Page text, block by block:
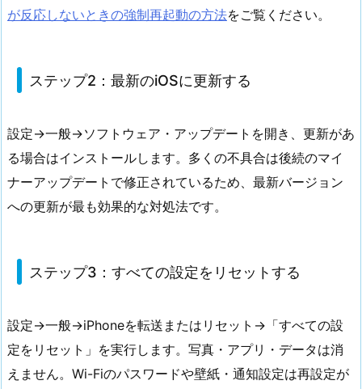
が反応しないときの強制再起動の方法をご覧ください。
ステップ2：最新のiOSに更新する
設定→一般→ソフトウェア・アップデートを開き、更新があ
る場合はインストールします。多くの不具合は後続のマイ
ナーアップデートで修正されているため、最新バージョン
への更新が最も効果的な対処法です。
ステップ3：すべての設定をリセットする
設定→一般→iPhoneを転送またはリセット→「すべての設
定をリセット」を実行します。写真・アプリ・データは消
えません。Wi-Fiのパスワードや壁紙・通知設定は再設定が